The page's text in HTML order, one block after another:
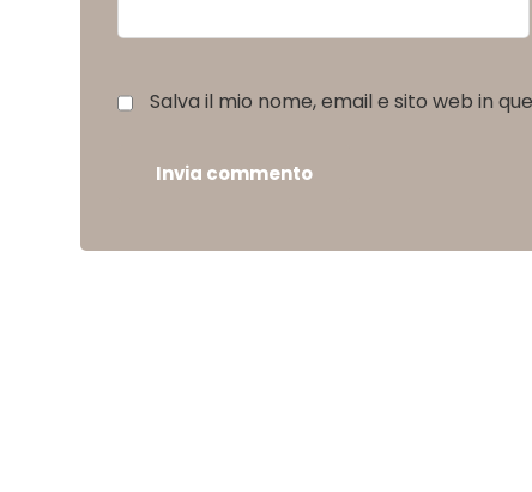
Salva il mio nome, email e sito web in
Invia commento